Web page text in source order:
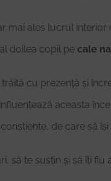
mai ales lucrul
doilea copil pe cale
cu prezență și
aceasta
de care să
să te susțin și să îți